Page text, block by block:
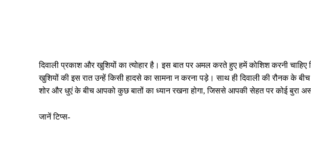
दिवाली प्रकाश और खुशियों का त्योहार है। इस बात पर अमल करते हुए हमें कोशिश करनी
खुशियों की इस रात उन्हें किसी हादसे का सामना न करना पड़े। साथ ही दिवाली की रौनक के
शोर और धुएं के बीच आपको कुछ बातों का ध्यान रखना होगा, जिससे आपकी सेहत पर कोई बुरा
जानें टिप्स-